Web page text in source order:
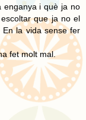
enganya i què ja no
que ja no el
la vida sense fer
fet molt mal.